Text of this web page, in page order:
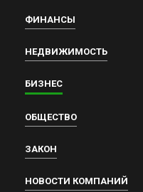
ФИНАНСЫ
НЕДВИЖИМОСТЬ
БИЗНЕС
ОБЩЕСТВО
ЗАКОН
НОВОСТИ КОМПАНИЙ